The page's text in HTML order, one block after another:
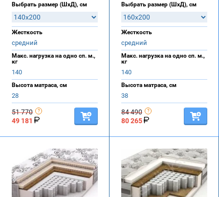
Выбрать размер (ШхД), см
Жесткость
средний
Макс. нагрузка на одно сп. м.,
кг
140
Высота матраса, см
28
51 770
49 181
Выбрать размер (ШхД), см
Жесткость
средний
Макс. нагрузка на одно сп. м.,
кг
140
Высота матраса, см
38
84 490
80 265